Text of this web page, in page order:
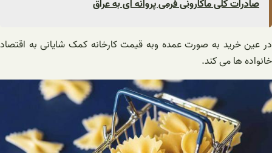
صادرات کلی ماکارونی فرمی پروانه ای به عراق
در عین خرید به صورت عمده وبه قیمت کارخانه کمک شایانی به اقتصاد
خانواده ها می کند‌.